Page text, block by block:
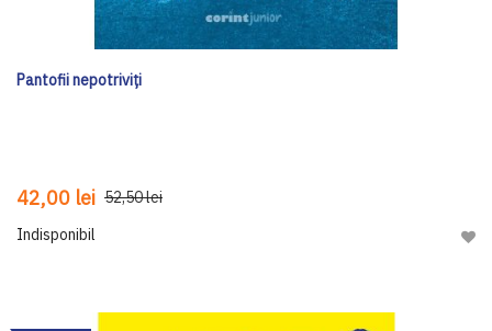
Pantofii nepotriviți
42,00 lei 52,50 lei
Indisponibil